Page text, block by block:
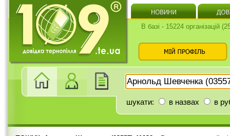
В базі - 15224 організацій
шукати: в назвах в